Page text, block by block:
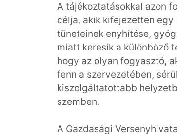
A tájékoztatásokkal azon
célja, akik kifejezetten
tüneteinek enyhítése,
miatt keresik a különböző
hogy az olyan fogyasztó,
fenn a szervezetében,
kiszolgáltatottabb
szemben.
A Gazdasági